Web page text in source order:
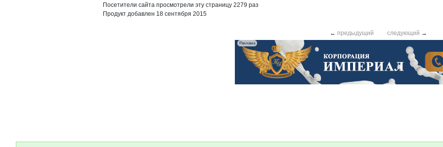
Посетители сайта просмотрели эту страницу 2279 раз
Продукт добавлен 18 сентября 2015
← предыдущий следующий →
Реклама